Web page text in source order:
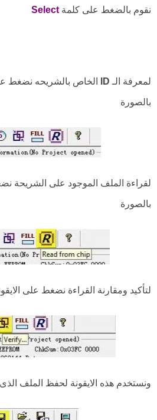
نقوم بالضغط على كلمة Select
لمعرفة الـ ID الخاص بالشريحه نضغط
بالصورة
لقراءة الملف الموجود على الشريحة
بالصورة
لتأكيد ومقارنة القراءة نضغط على
ونستخدم هذه الايقونة لحفظ الملف الذى